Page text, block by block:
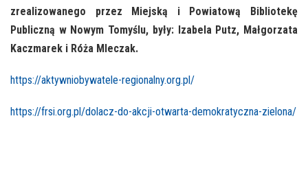
zrealizowanego przez Miejską i Powiatową Bibliotekę
Publiczną w Nowym Tomyślu, były: Izabela Putz, Małgorzata
Kaczmarek i Róża Mleczak.
https://aktywniobywatele-regionalny.org.pl/
https://frsi.org.pl/dolacz-do-akcji-otwarta-demokratyczna-zielona/